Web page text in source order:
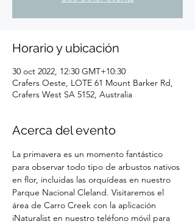
Horario y ubicación
30 oct 2022, 12:30 GMT+10:30
Crafers Oeste, LOTE 61 Mount Barker Rd,
Crafers West SA 5152, Australia
Acerca del evento
La primavera es un momento fantástico
para observar todo tipo de arbustos nativos
en flor, incluidas las orquídeas en nuestro
Parque Nacional Cleland. Visitaremos el
área de Carro Creek con la aplicación
iNaturalist en nuestro teléfono móvil para